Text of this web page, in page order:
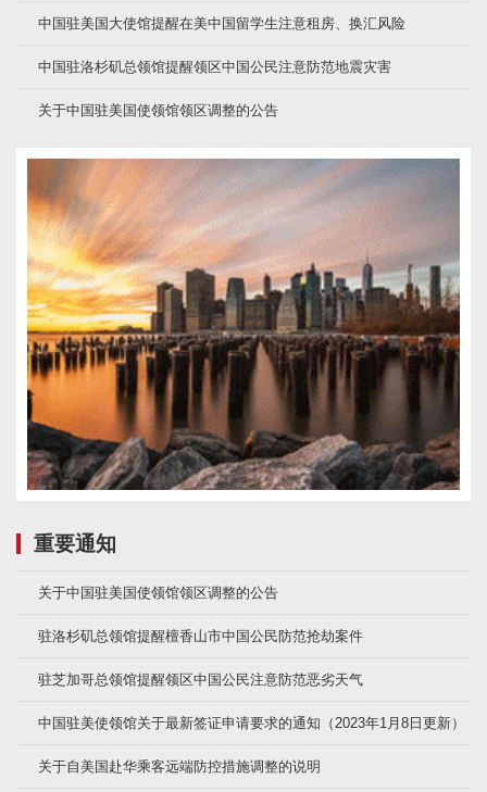
中国驻美国大使馆提醒在美中国留学生注意租房、换汇风险
中国驻洛杉矶总领馆提醒领区中国公民注意防范地震灾害
关于中国驻美国使领馆领区调整的公告
重要通知
关于中国驻美国使领馆领区调整的公告
驻洛杉矶总领馆提醒檀香山市中国公民防范抢劫案件
驻芝加哥总领馆提醒领区中国公民注意防范恶劣天气
中国驻美使领馆关于最新签证申请要求的通知（2023年1月8日更新）
关于自美国赴华乘客远端防控措施调整的说明